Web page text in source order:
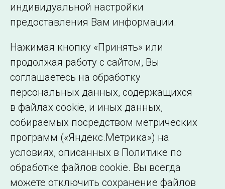
©2005–2026 АО «СО ЕЭС»
Филиалы и
представительства
образовательной
организации
индивидуальной настройки
предоставления Вам информации.
Нажимая кнопку «Принять» или
продолжая работу с сайтом, Вы
соглашаетесь на обработку
персональных данных, содержащихся
в файлах cookie, и иных данных,
собираемых посредством метрических
программ («Яндекс.Метрика») на
условиях, описанных в Политике по
обработке файлов cookie. Вы всегда
можете отключить сохранение файлов